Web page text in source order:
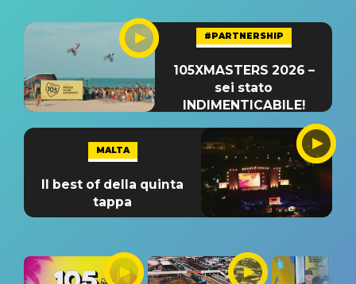
#PARTNERSHIP
105XMASTERS 2026 –
sei stato
INDIMENTICABILE!
MALTA
Il best of della quinta
tappa